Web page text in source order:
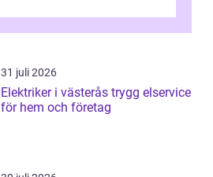
31 juli 2026
Elektriker i västerås trygg elservice
för hem och företag